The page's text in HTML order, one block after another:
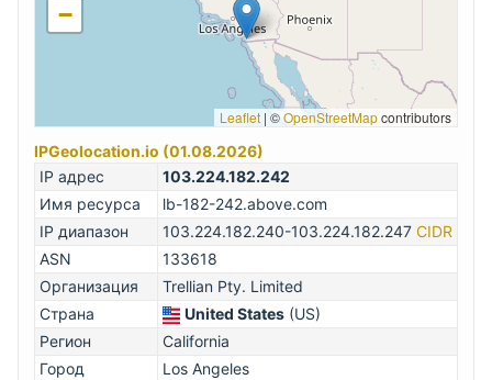
−
Leaflet | ©OpenStreetMapcontributors
IPGeolocation.io (01.08.2026)
IP адрес
103.224.182.242
Имя ресурса
lb-182-242.above.com
IP диапазон
103.224.182.240-103.224.182.247 CIDR
ASN
133618
Организация
Trellian Pty. Limited
Страна
United States (US)
Регион
California
Город
Los Angeles